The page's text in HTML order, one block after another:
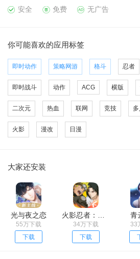
安全
免费 无广告
你可能喜欢的应用标签
即时动作 策略网游 格斗 忍者
即时战斗 动作 ACG 横版
二次元 热血 联网 竞技
火影 漫改 日漫
大家还安装
光与夜之恋
55万下载
下载
34万下载
下载
青
33